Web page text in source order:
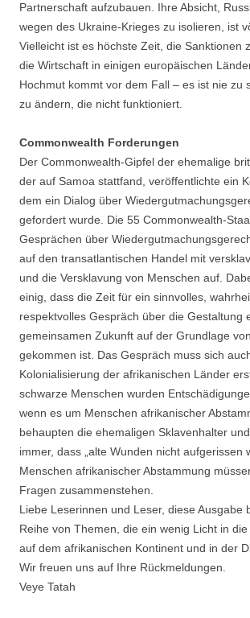
Partnerschaft aufzubauen. Ihre Absicht,
wegen des Ukraine-Krieges zu isolieren, ist
Vielleicht ist es höchste Zeit, die Sanktionen
die Wirtschaft in einigen europäischen
Hochmut kommt vor dem Fall – es ist nie zu
zu ändern, die nicht funktioniert.
Commonwealth Forderungen
Der Commonwealth-Gipfel der ehemalige
der auf Samoa stattfand, veröffentlichte ein
dem ein Dialog über
gefordert wurde. Die 55 Commonwealth-
Gesprächen über
auf den transatlantischen Handel mit
und die Versklavung von Menschen auf.
einig, dass die Zeit für ein sinnvolles,
respektvolles Gespräch über die Gestaltung
gemeinsamen Zukunft auf der Grundlage
gekommen ist. Das Gespräch muss sich
Kolonialisierung der afrikanischen Länder
schwarze Menschen wurden
wenn es um Menschen afrikanischer
behaupten die ehemaligen Sklavenhalter
immer, dass „alte Wunden nicht aufgerissen
Menschen afrikanischer Abstammung
Fragen zusammenstehen.
Liebe Leserinnen und Leser, diese Ausgabe
Reihe von Themen, die ein wenig Licht in
auf dem afrikanischen Kontinent und in der
Wir freuen uns auf Ihre Rückmeldungen.
Veye Tatah